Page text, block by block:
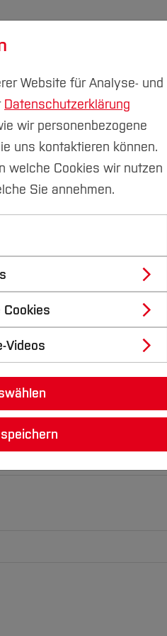
Ausleihanfrage
Website für Analyse- und
Datenschutzerklärung
wir personenbezogene
uns kontaktieren können.
welche Cookies wir nutzen
Sie annehmen.
Videos